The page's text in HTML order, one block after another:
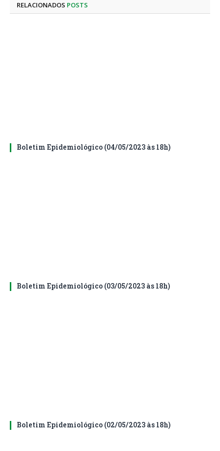
RELACIONADOS POSTS
Boletim Epidemiológico (04/05/2023 às 18h)
Boletim Epidemiológico (03/05/2023 às 18h)
Boletim Epidemiológico (02/05/2023 às 18h)